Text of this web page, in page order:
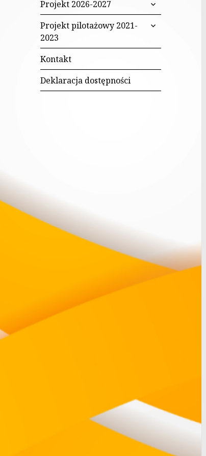
Włączającą w
Białymstoku
Projekt 2026-2027
menu
potomne
Projekt pilotażowy 2021-
2023
rozwiń
Kontakt
Deklaracja dostępności